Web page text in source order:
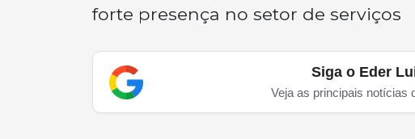
forte presença no setor de serviços
Siga o Eder
Veja as principais notícias